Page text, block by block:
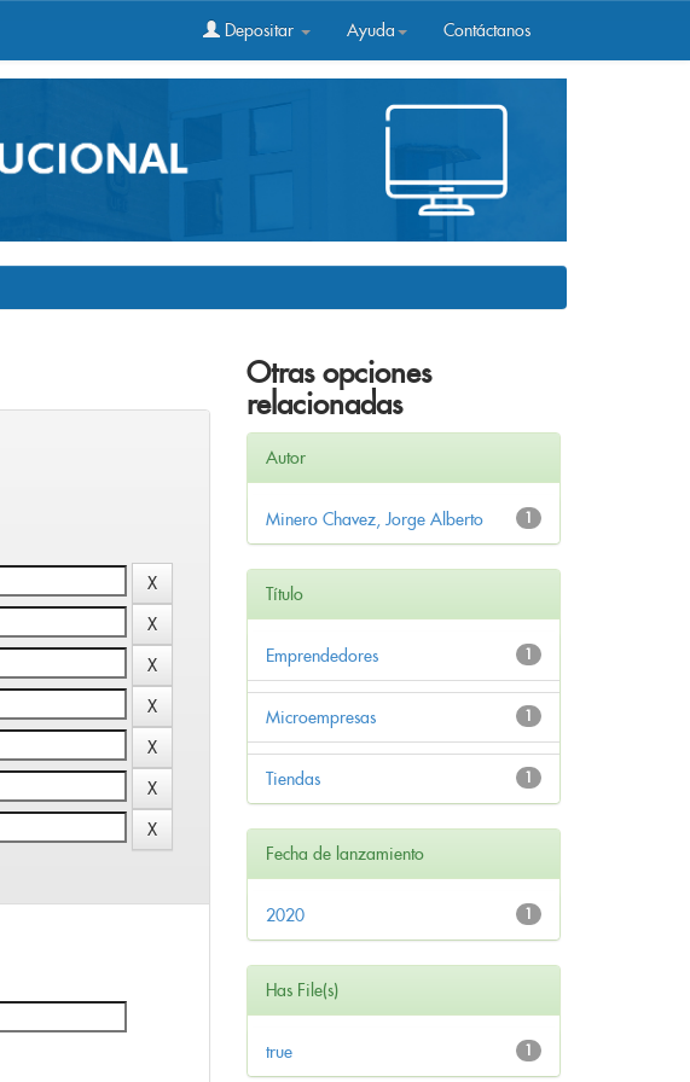
Depositar Ayuda Contáctanos
Otras opciones
relacionadas
Autor
1
Minero Chavez, Jorge Alberto
Título
1
Emprendedores
1
Microempresas
1
Tiendas
Fecha de lanzamiento
1
2020
Has File(s)
1
true